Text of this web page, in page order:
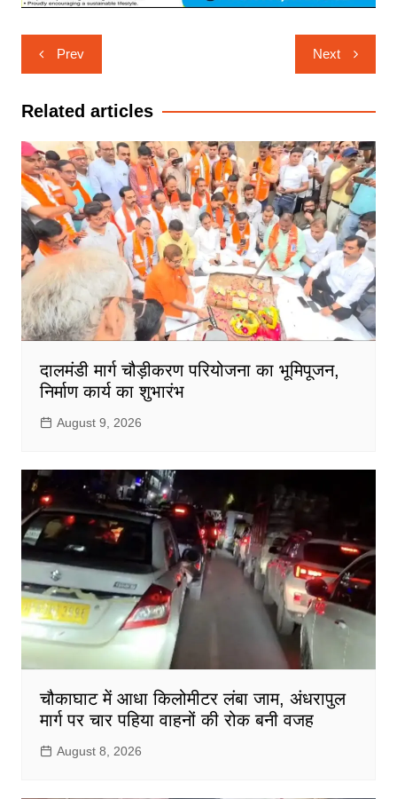
Post
navigation
Prev Next
Related articles
दालमंडी मार्ग चौड़ीकरण परियोजना का भूमिपूजन,
निर्माण कार्य का शुभारंभ
August 9, 2026
चौकाघाट में आधा किलोमीटर लंबा जाम, अंधरापुल
मार्ग पर चार पहिया वाहनों की रोक बनी वजह
August 8, 2026